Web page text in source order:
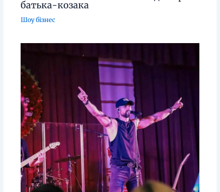
батька-козака
Шоу бізнес